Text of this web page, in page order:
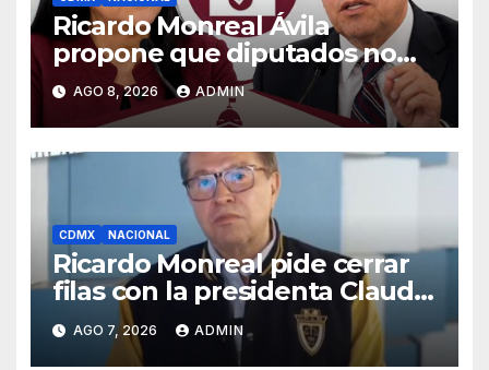
Ricardo Monreal Ávila
propone que diputados no
pidan licencia para reelegirse
AGO 8, 2026 ADMIN
CDMX NACIONAL
Ricardo Monreal pide cerrar
filas con la presidenta Claudia
Sheinbaum tras frenar
exportación de aguacate
AGO 7, 2026 ADMIN